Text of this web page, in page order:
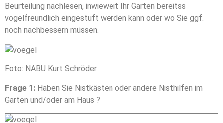
Beurteilung nachlesen, inwieweit Ihr Garten bereitss
vogelfreundlich eingestuft werden kann oder wo Sie ggf.
noch nachbessern müssen.
Foto: NABU Kurt Schröder
Frage 1: Haben Sie Nistkästen oder andere Nisthilfen im
Garten und/oder am Haus ?